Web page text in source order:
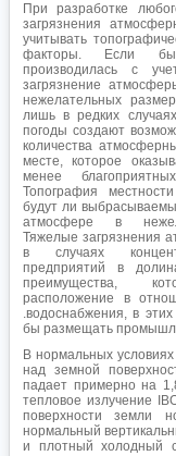
При разработке
загрязнения
учитывать
факторы. Если бы
производилась с
загрязнение
нежелательных
лишь в редких
погоды создают
количества
месте, которое
менее
Топография
будут ли
атмосфере в
Тяжелые загрязнения
в случаях
предприятий в
преимущества,
расположение в
.водоснабжения, в
бы размещать
В нормальных
над земной
падает примерно на
тепловое излучение
поверхности земли
нормальный
и плотный холодный